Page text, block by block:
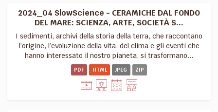
2024_04 SlowScience - CERAMICHE DAL FONDO
DEL MARE: SCIENZA, ARTE, SOCIETÀ S...
I sedimenti, archivi della storia della terra, che raccontano
l’origine, l’evoluzione della vita, del clima e gli eventi che
hanno interessato il nostro pianeta, si trasformano...
PDF HTML JPEG ZIP